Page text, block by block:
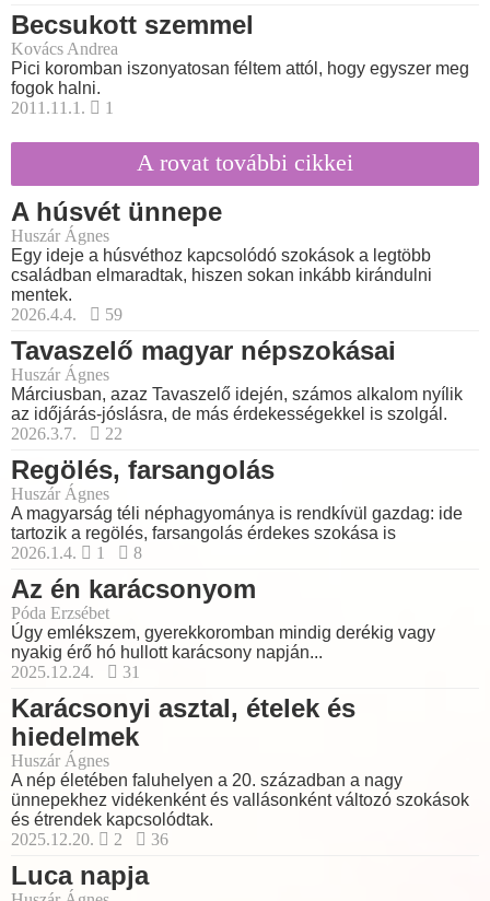
Becsukott szemmel
Kovács Andrea
Pici koromban iszonyatosan féltem attól, hogy egyszer meg
fogok halni.
2011.11.1.
1
A rovat további cikkei
A húsvét ünnepe
Huszár Ágnes
Egy ideje a húsvéthoz kapcsolódó szokások a legtöbb
családban elmaradtak, hiszen sokan inkább kirándulni
mentek.
2026.4.4.
59
Tavaszelő magyar népszokásai
Huszár Ágnes
Márciusban, azaz Tavaszelő idején, számos alkalom nyílik
az időjárás-jóslásra, de más érdekességekkel is szolgál.
2026.3.7.
22
Regölés, farsangolás
Huszár Ágnes
A magyarság téli néphagyománya is rendkívül gazdag: ide
tartozik a regölés, farsangolás érdekes szokása is
2026.1.4.
1 8
Az én karácsonyom
Póda Erzsébet
Úgy emlékszem, gyerekkoromban mindig derékig vagy
nyakig érő hó hullott karácsony napján...
2025.12.24.
31
Karácsonyi asztal, ételek és
hiedelmek
Huszár Ágnes
A nép életében faluhelyen a 20. században a nagy
ünnepekhez vidékenként és vallásonként változó szokások
és étrendek kapcsolódtak.
2025.12.20.
2 36
Luca napja